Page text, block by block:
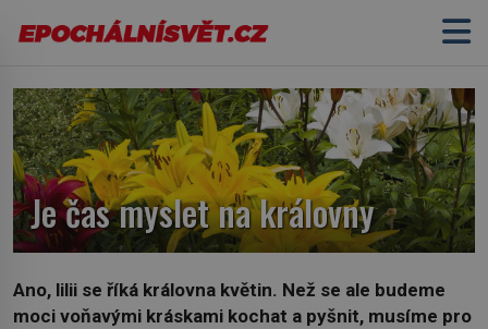
Je čas myslet na královny
Ano, lilii se říká královna květin. Než se ale budeme
moci voňavými kráskami kochat a pyšnit, musíme pro